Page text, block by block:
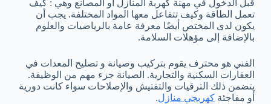
قبل الدخول في مهنة كهربة المنازل أو المصانع وهي : كيف
تعمل الطاقة وكيف تتفاعل معها المواد المختلفة. يجب أن
يكون لدى المختص أيضًا معرفة عامة بالرياضيات والعلوم
بالإضافة إلى مؤهلات السلامة.
الفني هو محترف يقوم بتركيب وصيانة و تصليح المعدات في
العقارات السكنية والتجارية. الصيانة جزء مهم من الوظيفة.
يتضمن ذلك الترقيات والتفتيش والإصلاحات سواء كانت دورية
أو مفاجئة كهربجي منازل.